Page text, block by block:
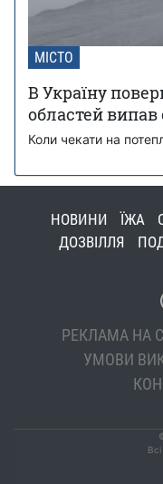
МІСТО
В Україну
областей випав
Коли чекати на
НОВИНИ ЇЖА
ДОЗВІЛЛЯ
РЕКЛАМА НА
УМОВИ